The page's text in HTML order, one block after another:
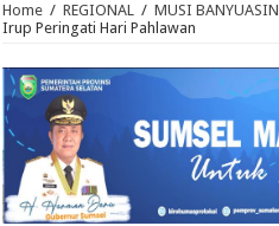
Home / REGIONAL / MUSI BANYUASIN
Irup Peringati Hari Pahlawan